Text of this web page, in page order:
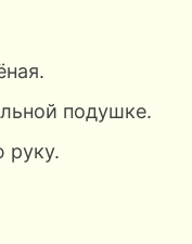
подушке.
руку.